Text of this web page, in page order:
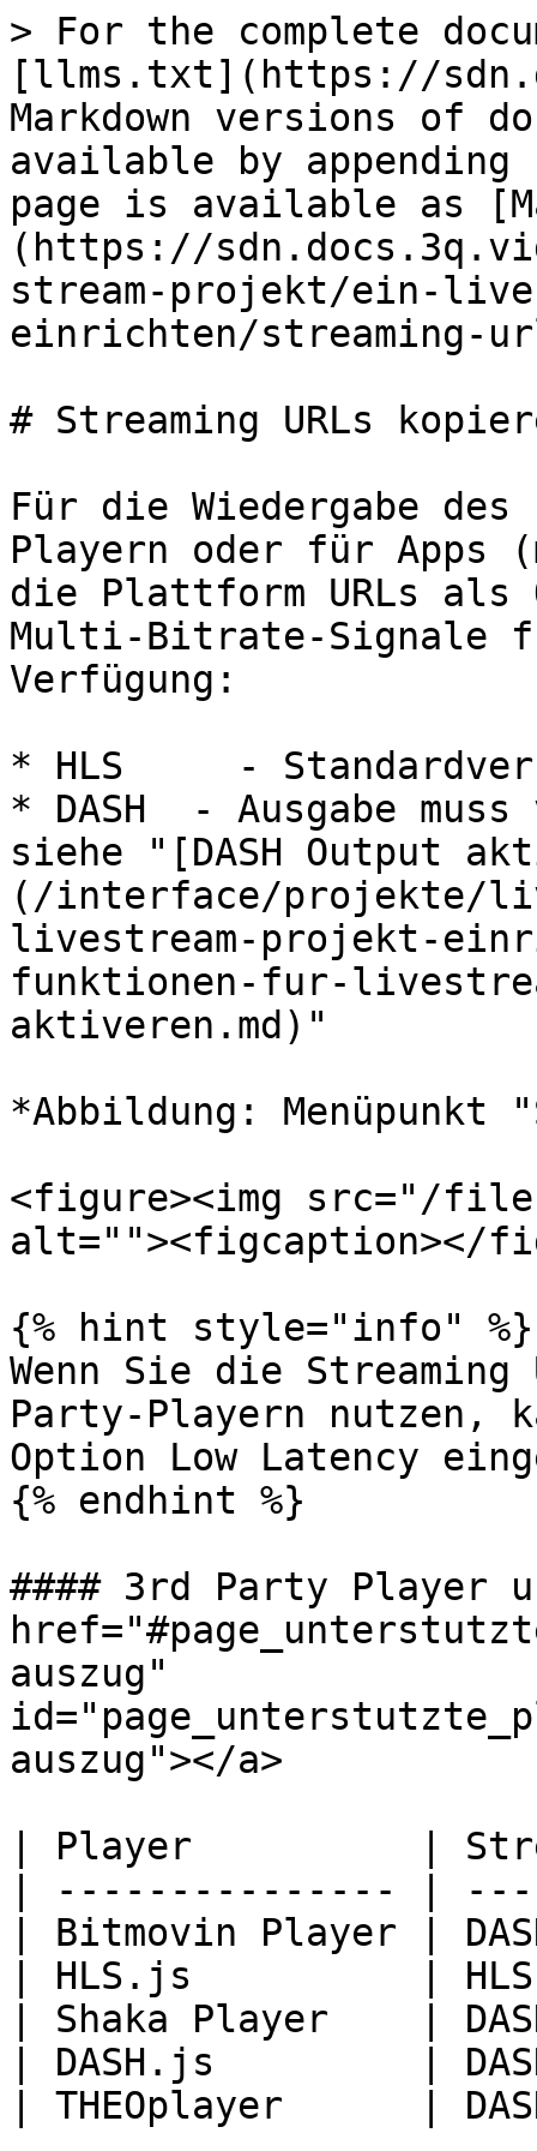
> For the complete
[llms.txt](https://
Markdown versions of
available by
page is available as
(https://
stream-projekt/ein-
einrichten/streaming-
# Streaming URLs
Für die Wiedergabe
Playern oder für
die Plattform URLs
Multi-Bitrate-Signale
Verfügung:
* HLS     -
* DASH  - Ausgabe
siehe "[DASH Output
(/interface/projekte/
livestream-projekt-
funktionen-fur-
aktiveren.md)"
*Abbildung: Menüpunkt
<figure><img src="/
alt=""><figcaption></
{% hint style="info" %}
Wenn Sie die
Party-Playern nutzen,
Option Low Latency
{% endhint %}
#### 3rd Party Player
auszug"
auszug"></a>
| Player          |
| --------------- |
| Bitmovin Player |
| HLS.js          |
| Shaka Player    |
| DASH.js         |